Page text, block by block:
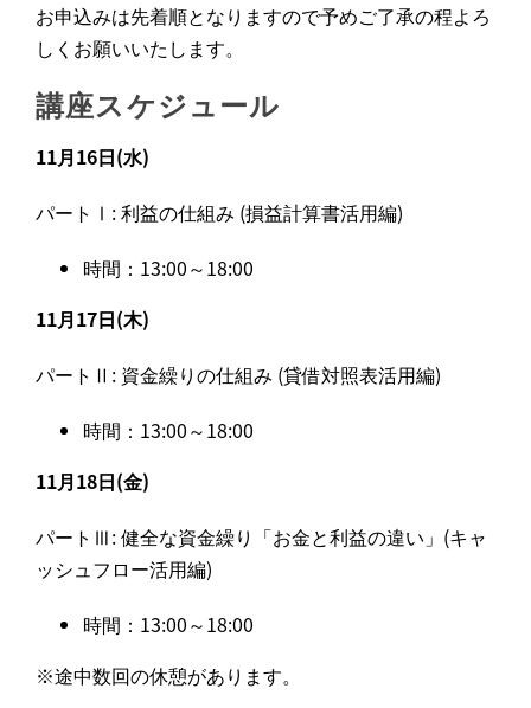
お申込みは先着順となりますので予めご了承の程よろ
しくお願いいたします。
講座スケジュール
11月16日(水)
パートⅠ: 利益の仕組み (損益計算書活用編)
時間：13:00～18:00
11月17日(木)
パートⅡ: 資金繰りの仕組み (貸借対照表活用編)
時間：13:00～18:00
11月18日(金)
パートⅢ: 健全な資金繰り「お金と利益の違い」(キャ
ッシュフロー活用編)
時間：13:00～18:00
※途中数回の休憩があります。